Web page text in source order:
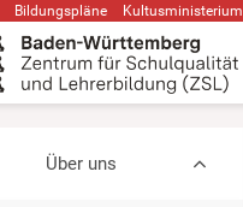
Bildungspläne Kultusministerium
Über uns